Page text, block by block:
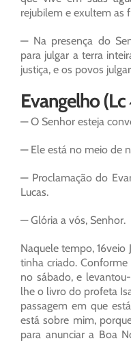
rejubilem e exultem as
— Na presença do
para julgar a terra
justiça, e os povos
Evangelho
— O Senhor esteja
— Ele está no meio de
— Proclamação do
Lucas.
— Glória a vós, Senhor.
Naquele tempo, 16veio
tinha criado.
no sábado, e
lhe o livro do profeta
passagem em que
está sobre mim,
para anunciar a Boa